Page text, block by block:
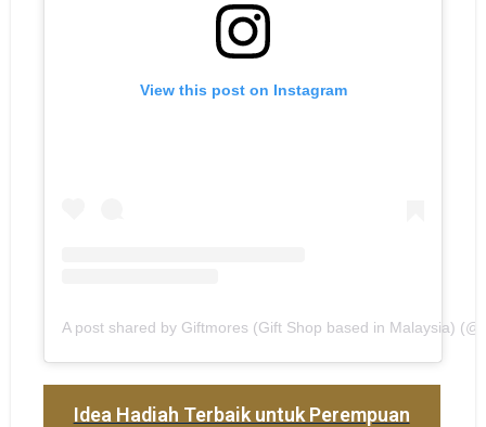
View this post on Instagram
A post shared by Giftmores (Gift Shop based in Malaysia)
Idea Hadiah Terbaik untuk Perempuan